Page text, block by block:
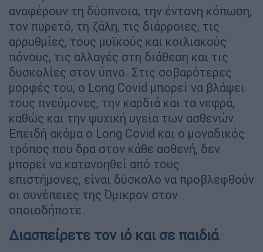
αναφέρουν τη δύσπνοια, την έντονη κόπωση,
τον πυρετό, τη ζάλη, τις διάρροιες, τις
αρρυθμίες, τους μυϊκούς και κοιλιακούς
πόνους, τις αλλαγές στη διάθεση και τις
δυσκολίες στον ύπνο. Στις σοβαρότερες
μορφές του, ο Long Covid μπορεί να βλάψει
τους πνεύμονες, την καρδιά και τα νεφρά,
καθώς και την ψυχική υγεία των ασθενών.
Επειδή ακόμα ο Long Covid και ο μοναδικός
τρόπος που δρα στον κάθε ασθενή, δεν
μπορεί να κατανοηθεί από τους
επιστήμονες, είναι δύσκολο να προβλεφθούν
οι συνέπειες της Όμικρον στον
οποιοδήποτε.
Διασπείρετε τον ιό και σε παιδιά